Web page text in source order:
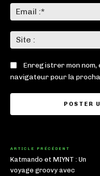
Enregistrer mon nom,
navigateur pour la
ARTICLE PRÉCÉDENT
Katmando et MIYNT : Un
voyage groovy avec